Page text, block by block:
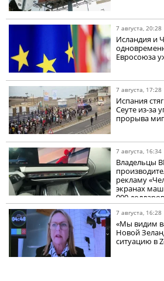
7 августа, 20:28
Исландия и
Евросоюза
7 августа, 17:28
Испания
Сеуте из-за
прорыва
7 августа, 16:34
Владельцы
рекламу
экранах
000 долларов
7 августа, 16:28
«Мы видим
Новой
ситуацию в